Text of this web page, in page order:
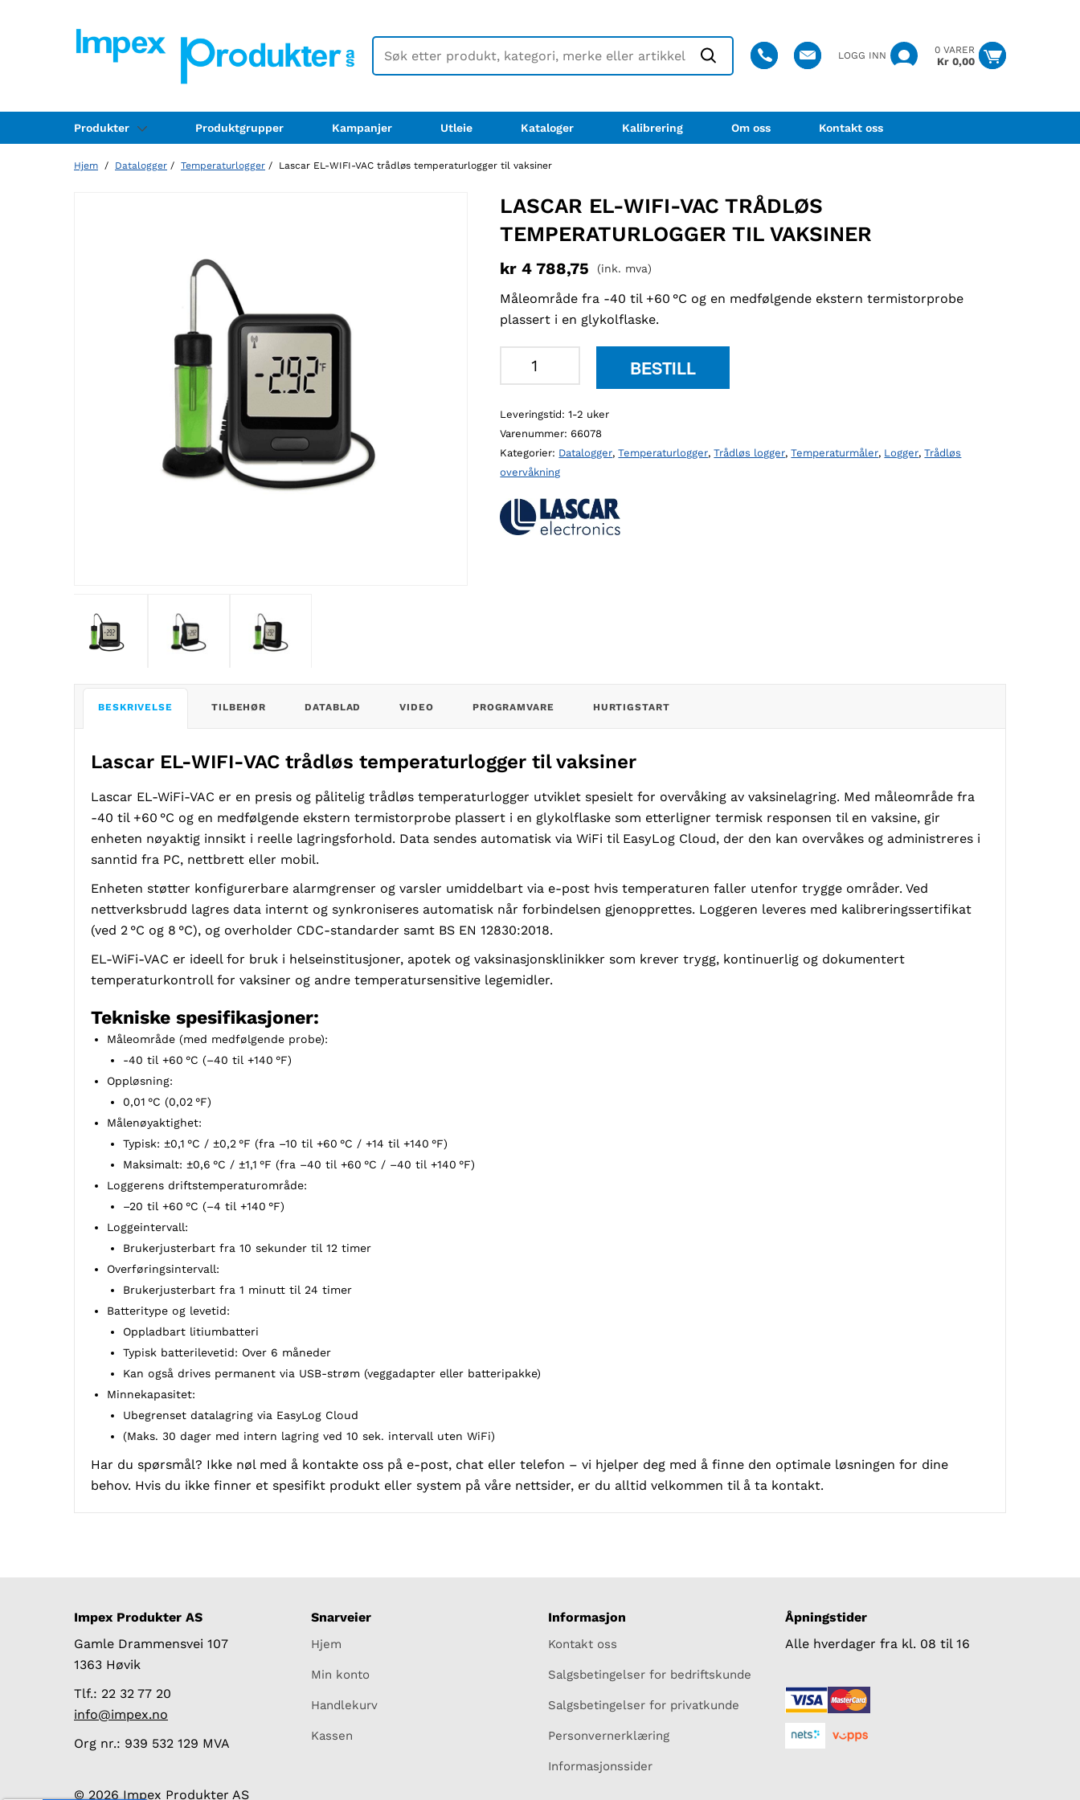
LOGG INN
0 VARER
Kr0,00
Produkter Produktgrupper Kampanjer Utleie Kataloger Kalibrering Om oss Kontakt oss
Hjem / Datalogger / Temperaturlogger / Lascar EL-WIFI-VAC trådløs temperaturlogger til vaksiner
LASCAR EL-WIFI-VAC TRÅDLØS
TEMPERATURLOGGER TIL VAKSINER
kr 4 788,75 (ink. mva)
Måleområde fra -40 til +60 °C og en medfølgende ekstern termistorprobe
plassert i en glykolflaske.
VAC
trådløs
temperaturlogger
til
vaksiner
antall
BESTILL
Leveringstid: 1-2 uker
Varenummer: 66078
Kategorier: Datalogger,Temperaturlogger,Trådløs logger,Temperaturmåler, Logger,Trådløs
overvåkning
BESKRIVELSE TILBEHØR DATABLAD VIDEO PROGRAMVARE HURTIGSTART
Lascar EL-WIFI-VAC trådløs temperaturlogger til vaksiner
Lascar EL-WiFi-VAC er en presis og pålitelig trådløs temperaturlogger utviklet spesielt for overvåking av vaksinelagring. Med måleområde fra
-40 til +60 °C og en medfølgende ekstern termistorprobe plassert i en glykolflaske som etterligner termisk responsen til en vaksine, gir
enheten nøyaktig innsikt i reelle lagringsforhold. Data sendes automatisk via WiFi til EasyLog Cloud, der den kan overvåkes og administreres i
sanntid fra PC, nettbrett eller mobil.
Enheten støtter konfigurerbare alarmgrenser og varsler umiddelbart via e-post hvis temperaturen faller utenfor trygge områder. Ved
nettverksbrudd lagres data internt og synkroniseres automatisk når forbindelsen gjenopprettes. Loggeren leveres med kalibreringssertifikat
(ved 2 °C og 8 °C), og overholder CDC-standarder samt BS EN 12830:2018.
EL-WiFi-VAC er ideell for bruk i helseinstitusjoner, apotek og vaksinasjonsklinikker som krever trygg, kontinuerlig og dokumentert
temperaturkontroll for vaksiner og andre temperatursensitive legemidler.
Tekniske spesifikasjoner:
Måleområde (med medfølgende probe):
-40 til +60 °C (–40 til +140 °F)
Oppløsning:
0,01 °C (0,02 °F)
Målenøyaktighet:
Typisk: ±0,1 °C / ±0,2 °F (fra –10 til +60 °C / +14 til +140 °F)
Maksimalt: ±0,6 °C / ±1,1 °F (fra –40 til +60 °C / –40 til +140 °F)
Loggerens driftstemperaturområde:
–20 til +60 °C (–4 til +140 °F)
Loggeintervall:
Brukerjusterbart fra 10 sekunder til 12 timer
Overføringsintervall:
Brukerjusterbart fra 1 minutt til 24 timer
Batteritype og levetid:
Oppladbart litiumbatteri
Typisk batterilevetid: Over 6 måneder
Kan også drives permanent via USB-strøm (veggadapter eller batteripakke)
Minnekapasitet:
Ubegrenset datalagring via EasyLog Cloud
(Maks. 30 dager med intern lagring ved 10 sek. intervall uten WiFi)
Har du spørsmål? Ikke nøl med å kontakte oss på e-post, chat eller telefon – vi hjelper deg med å finne den optimale løsningen for dine
behov. Hvis du ikke finner et spesifikt produkt eller system på våre nettsider, er du alltid velkommen til å ta kontakt.
Impex Produkter AS
Gamle Drammensvei 107
1363 Høvik
Tlf.: 22 32 77 20
info@impex.no
Org nr.: 939 532 129 MVA
Snarveier
Hjem
Min konto
Handlekurv
Kassen
Informasjon
Kontakt oss
Salgsbetingelser for bedriftskunde
Salgsbetingelser for privatkunde
Personvernerklæring
Informasjonssider
Åpningstider
Alle hverdager fra kl. 08 til 16
© 2026 Impex Produkter AS